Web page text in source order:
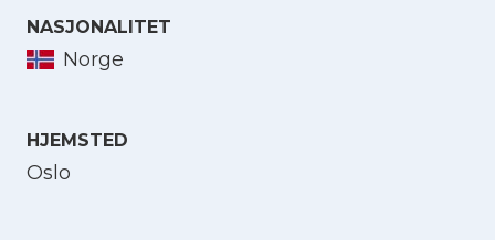
NASJONALITET
Norge
HJEMSTED
Oslo
Velg språk